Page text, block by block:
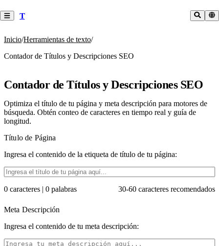
T
Inicio/Herramientas de texto/
Contador de Títulos y Descripciones SEO
Contador de Títulos y Descripciones SEO
Optimiza el título de tu página y meta descripción para motores de
búsqueda. Obtén conteo de caracteres en tiempo real y guía de
longitud.
Título de Página
Ingresa el contenido de la etiqueta de título de tu página:
0 caracteres | 0 palabras 30-60 caracteres recomendados
Meta Descripción
Ingresa el contenido de tu meta descripción: